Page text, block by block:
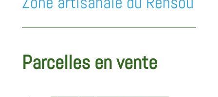
Parcelles en vente